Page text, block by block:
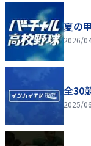
夏の
2026/
全30
2025/